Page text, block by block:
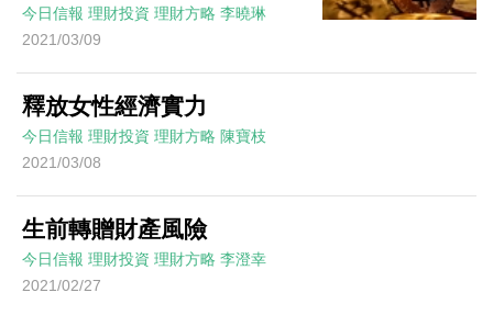
今日信報 理財投資 理財方略 李曉琳
2021/03/09
釋放女性經濟實力
今日信報 理財投資 理財方略 陳寶枝
2021/03/08
生前轉贈財產風險
今日信報 理財投資 理財方略 李澄幸
2021/02/27